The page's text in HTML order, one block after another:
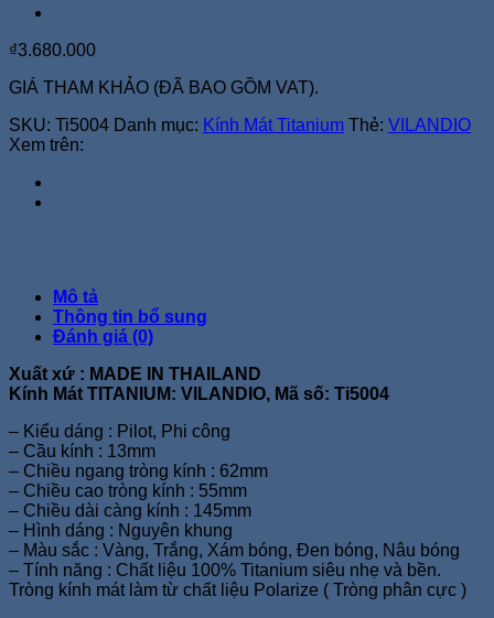
₫3.680.000
GIÁ THAM KHẢO (ĐÃ BAO GỒM VAT).
SKU: Ti5004 Danh mục: Kính Mát Titanium Thẻ: VILANDIO
Xem trên:
Mô tả
Thông tin bổ sung
Đánh giá (0)
Xuất xứ : MADE IN THAILAND
Kính Mát TITANIUM: VILANDIO, Mã số: Ti5004
– Kiểu dáng : Pilot, Phi công
– Cầu kính : 13mm
– Chiều ngang tròng kính : 62mm
– Chiều cao tròng kính : 55mm
– Chiều dài càng kính : 145mm
– Hình dáng : Nguyên khung
– Màu sắc : Vàng, Trắng, Xám bóng, Đen bóng, Nâu bóng
– Tính năng : Chất liệu 100% Titanium siêu nhẹ và bền.
Tròng kính mát làm từ chất liệu Polarize ( Tròng phân cực )